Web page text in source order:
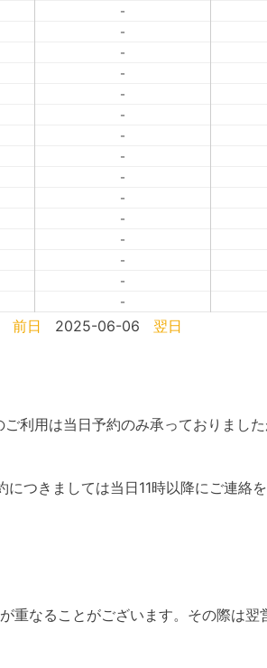
-
-
-
-
-
-
-
-
-
-
-
-
-
-
-
前日 2025-06-06 翌日
利用は当日予約のみ承っておりまし
つきましては当日11時以降にご連絡を
なることがございます。その際は翌